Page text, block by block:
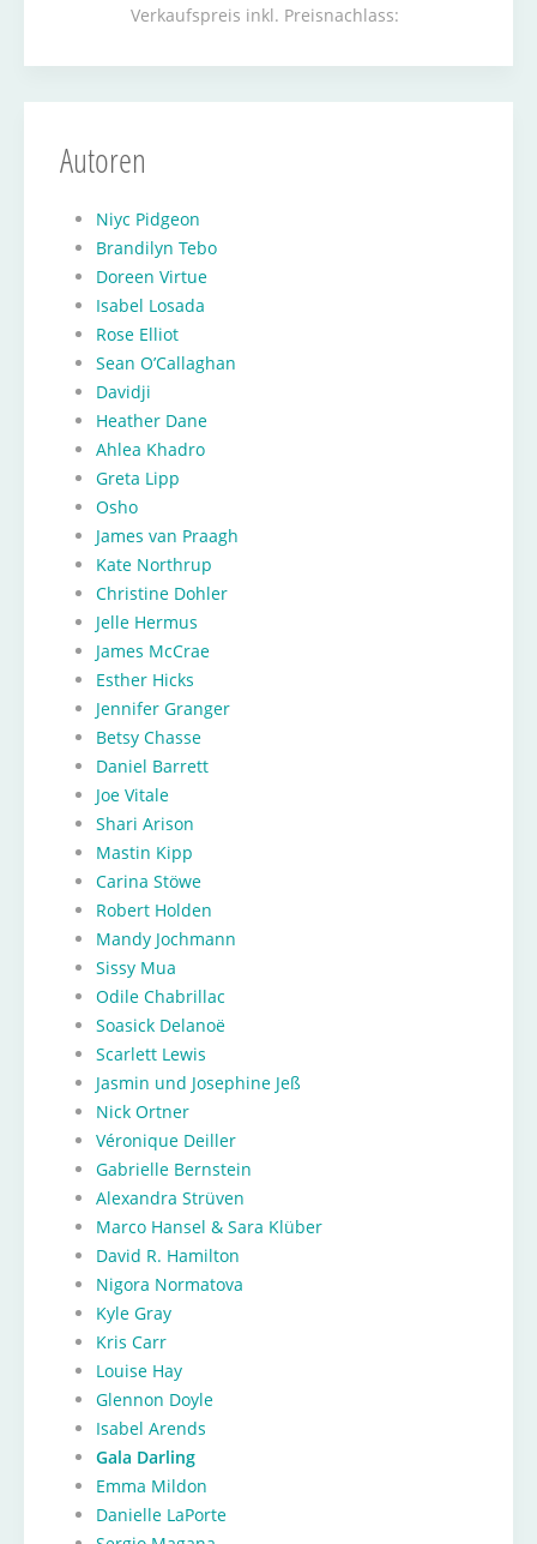
Verkaufspreis inkl. Preisnachlass:
Autoren
Niyc Pidgeon
Brandilyn Tebo
Doreen Virtue
Isabel Losada
Rose Elliot
Sean O’Callaghan
Davidji
Heather Dane
Ahlea Khadro
Greta Lipp
Osho
James van Praagh
Kate Northrup
Christine Dohler
Jelle Hermus
James McCrae
Esther Hicks
Jennifer Granger
Betsy Chasse
Daniel Barrett
Joe Vitale
Shari Arison
Mastin Kipp
Carina Stöwe
Robert Holden
Mandy Jochmann
Sissy Mua
Odile Chabrillac
Soasick Delanoë
Scarlett Lewis
Jasmin und Josephine Jeß
Nick Ortner
Véronique Deiller
Gabrielle Bernstein
Alexandra Strüven
Marco Hansel & Sara Klüber
David R. Hamilton
Nigora Normatova
Kyle Gray
Kris Carr
Louise Hay
Glennon Doyle
Isabel Arends
Gala Darling
Emma Mildon
Danielle LaPorte